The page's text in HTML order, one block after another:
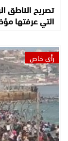
تصريح الناطق
التي عرفتها
رأي خاص